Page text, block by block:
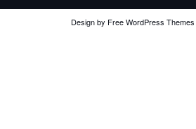
Design by Free WordPress Themes